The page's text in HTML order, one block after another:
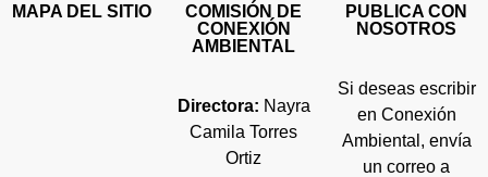
MAPA DEL SITIO
COMISIÓN DE
CONEXIÓN
AMBIENTAL
Directora: Nayra
Camila Torres
Ortiz
PUBLICA CON
NOSOTROS
Si deseas escribir
en Conexión
Ambiental, envía
un correo a